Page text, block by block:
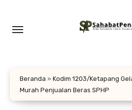
konten
Beranda » Kodim 1203/Ketapang
Murah Penjualan Beras SPHP